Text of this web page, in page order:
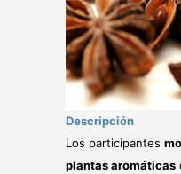
Descripción
Los participantes
plantas aromáticas